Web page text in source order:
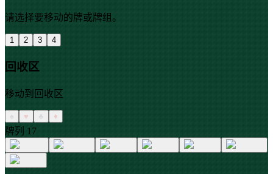
请选择要移动的牌或牌组。
1 2 3 4
回收区
移动到回收区
♠ ♥ ♣ ♦
牌列 1 7